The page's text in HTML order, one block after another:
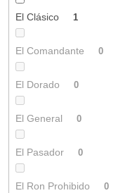
El Clásico 1
El Comandante 0
El Dorado 0
El General 0
El Pasador 0
El Ron Prohibido 0